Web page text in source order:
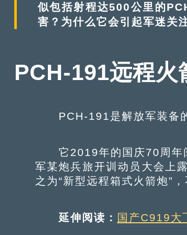
似包括射程达500公里的
害？为什么它会引起军迷关
PCH-191远程火
PCH-191是解放军装备的
它2019年的国庆70周年
军某炮兵旅开训动员大会上
之为“新型远程箱式火箭炮”，
延伸阅读： 国产C919大